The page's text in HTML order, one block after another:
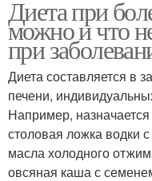
Диета при
можно и что
при
Диета составляется в
печени,
Например,
столовая ложка водки
масла холодного
овсяная каша с